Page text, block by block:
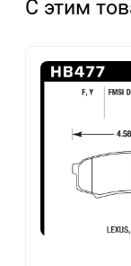
С этим